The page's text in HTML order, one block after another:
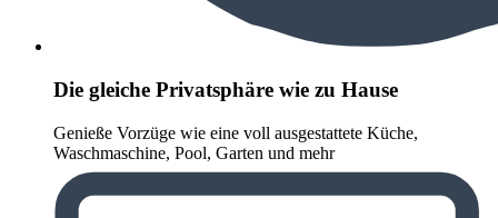
Die gleiche Privatsphäre wie zu Hause
Genieße Vorzüge wie eine voll ausgestattete Küche,
Waschmaschine, Pool, Garten und mehr